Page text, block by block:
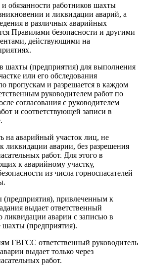
обязанности работников шахты
и ликвидации аварий, а
в различных аварийных
Правилами безопасности и другими
действующими на
шахты (предприятия) для выполнения
или его обследования
пропускам и разрешается в каждом
руководителем работ по
согласования с руководителем
и соответствующей записи в
на аварийный участок лиц, не
аварии, без разрешения
работ. Для этого в
к аварийному участку,
из числа горноспасателей
(предприятия), привлеченным к
выдает ответственный
ликвидации аварии с записью в
(предприятия).
ГВГСС ответственный руководитель
выдает только через
работ.